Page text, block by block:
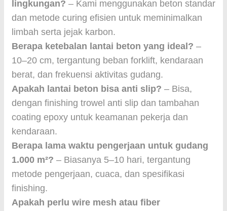
lingkungan? – Kami menggunakan beton standar
dan metode curing efisien untuk meminimalkan
limbah serta jejak karbon.
Berapa ketebalan lantai beton yang ideal? –
10–20 cm, tergantung beban forklift, kendaraan
berat, dan frekuensi aktivitas gudang.
Apakah lantai beton bisa anti slip? – Bisa,
dengan finishing trowel anti slip dan tambahan
coating epoxy untuk keamanan pekerja dan
kendaraan.
Berapa lama waktu pengerjaan untuk gudang
1.000 m²? – Biasanya 5–10 hari, tergantung
metode pengerjaan, cuaca, dan spesifikasi
finishing.
Apakah perlu wire mesh atau fiber